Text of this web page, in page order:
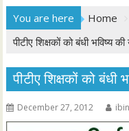
You are here Home
पीटीए शिक्षकों को बंधी भविष्य की
पीटीए शिक्षकों को बंधी
December 27, 2012